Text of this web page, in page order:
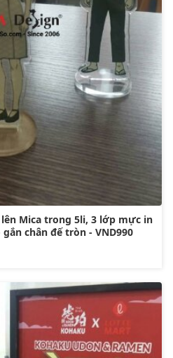
Mica trong 5li, 3 lớp mực in
chân đế tròn - VND990